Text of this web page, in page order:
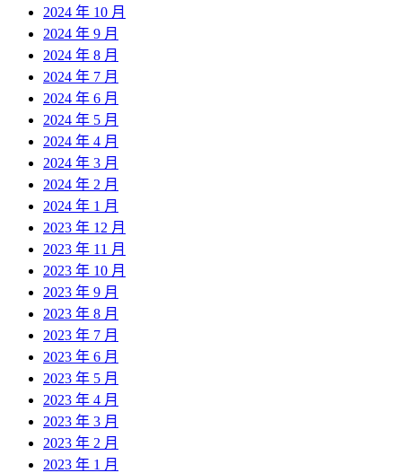
2024 年 10 月
2024 年 9 月
2024 年 8 月
2024 年 7 月
2024 年 6 月
2024 年 5 月
2024 年 4 月
2024 年 3 月
2024 年 2 月
2024 年 1 月
2023 年 12 月
2023 年 11 月
2023 年 10 月
2023 年 9 月
2023 年 8 月
2023 年 7 月
2023 年 6 月
2023 年 5 月
2023 年 4 月
2023 年 3 月
2023 年 2 月
2023 年 1 月